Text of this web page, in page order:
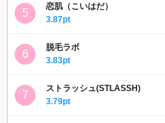
恋肌（こいはだ）
3.87pt
脱毛ラボ
3.83pt
ストラッシュ(STLASSH)
3.79pt